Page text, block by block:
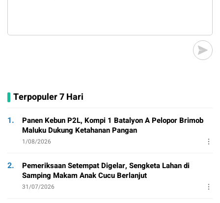
Terpopuler 7 Hari
1.
Panen Kebun P2L, Kompi 1 Batalyon A Pelopor Brimob
Maluku Dukung Ketahanan Pangan
1/08/2026
2.
Pemeriksaan Setempat Digelar, Sengketa Lahan di
Samping Makam Anak Cucu Berlanjut
31/07/2026